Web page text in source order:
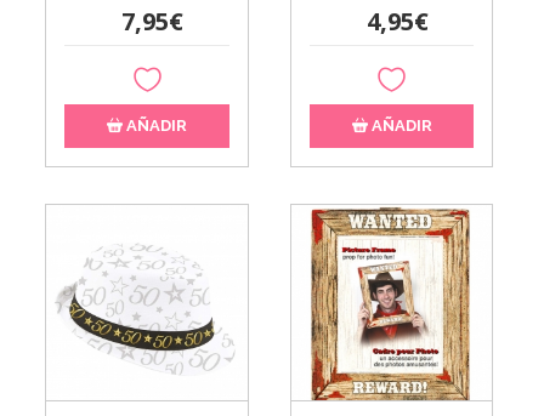
7,95€
AÑADIR
4,95€
AÑADIR